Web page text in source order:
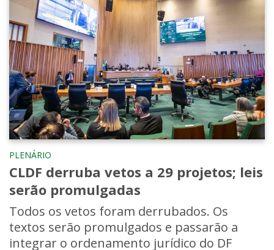
PLENÁRIO
CLDF derruba vetos a 29 projetos; leis
serão promulgadas
Todos os vetos foram derrubados. Os
textos serão promulgados e passarão a
integrar o ordenamento jurídico do DF